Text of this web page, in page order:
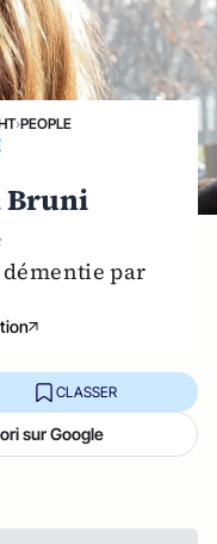
›PEOPLE
Bruni
par
CLASSER
sur Google